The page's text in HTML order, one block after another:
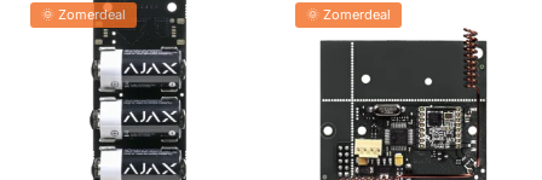
Help &
service
🌞 Zomerdeal 🌞 Zomerdeal